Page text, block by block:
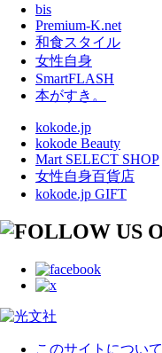
bis
Premium-K.net
和食スタイル
女性自身
SmartFLASH
本がすき。
kokode.jp
kokode Beauty
Mart SELECT SHOP
女性自身百貨店
kokode.jp GIFT
このサイトについて